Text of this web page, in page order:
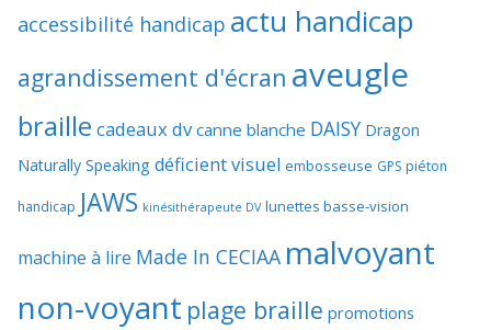
accessibilité handicap actu handicap
agrandissement d'écran aveugle
braille cadeaux dv canne blanche DAISY Dragon
Naturally Speaking déficient visuel embosseuse GPS piéton
handicap JAWS kinésithérapeute DV lunettes basse-vision
machine à lire Made In CECIAA malvoyant
non-voyant plage braille promotions